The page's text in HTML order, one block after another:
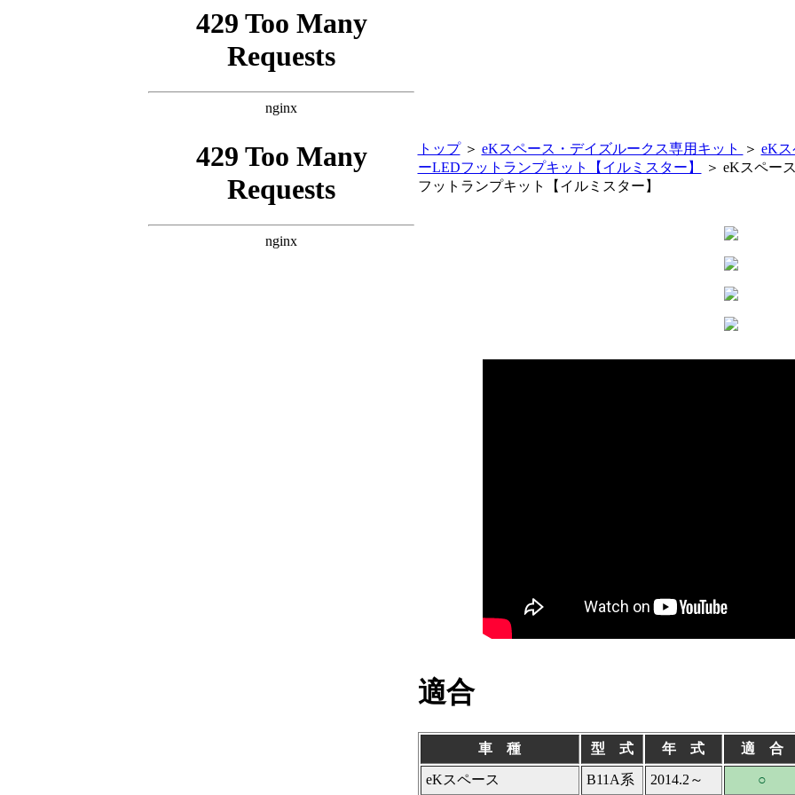
トップ＞ eKスペース・デイズルークス専用キット ＞ eK
ーLEDフットランプキット【イルミスター】
＞ eKスペー
フットランプキット【イルミスター】
適合
車 種 型 式 年 式 適 合
eKスペース B11A系 2014.2～ ○